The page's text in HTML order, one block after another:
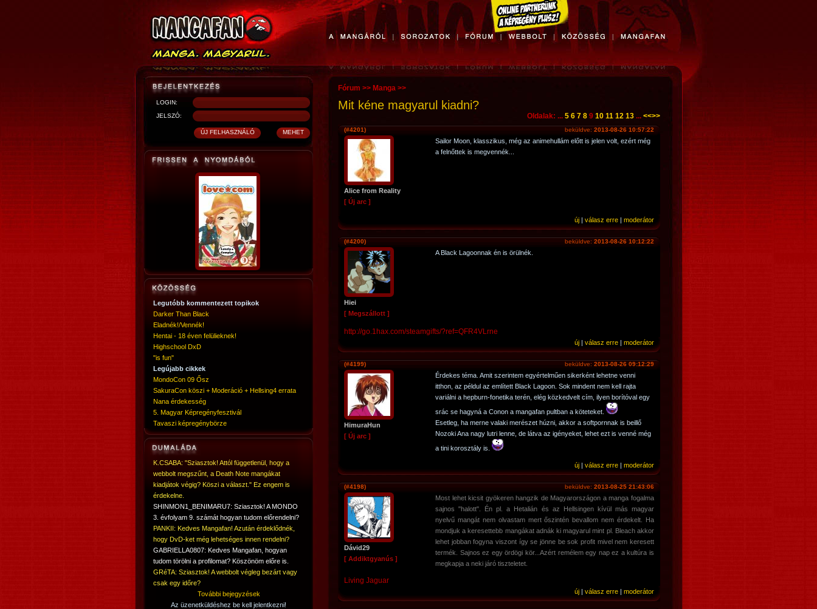
LOGIN:
JELSZÓ:
Legutóbb kommentezett topikok
Darker Than Black
Eladnék!/Vennék!
Hentai - 18 éven felülieknek!
Highschool DxD
"is fun"
Legújabb cikkek
MondoCon 09 Ősz
SakuraCon köszi + Moderáció + Hellsing4 errata
Nana érdekesség
5. Magyar Képregényfesztivál
Tavaszi képregénybörze
K.CSABA: "Sziasztok! Attól függetlenül, hogy a
webbolt megszűnt, a Death Note mangákat
kiadjátok végig? Köszi a választ." Ez engem is
érdekelne.
SHINMON1_BENIMARU7: Sziasztok! A MONDO
3. évfolyam 9. számát hogyan tudom előrendelni?
PANKII: Kedves Mangafan! Azután érdeklődnék,
hogy DvD-ket még lehetséges innen rendelni?
GABRIELLA0807: Kedves Mangafan, hogyan
tudom törölni a profilomat? Köszönöm előre is.
GRéTA: Sziasztok! A webbolt végleg bezárt vagy
csak egy időre?
További bejegyzések
Az üzenetküldéshez be kell jelentkezni!
Fórum >> Manga >>
Mit kéne magyarul kiadni?
Oldalak: ... 5 6 7 8 9 10 11 12 13 ... <<>>
beküldve: 2013-08-26 10:57:22
(#4201)
Alice from Reality
[ Új arc ]
Sailor Moon, klasszikus, még az animehullám előtt is jelen volt, ezért még
a felnőttek is megvennék...
új | válasz erre | moderátor
beküldve: 2013-08-26 10:12:22
(#4200)
Hiei
[ Megszállott ]
A Black Lagoonnak én is örülnék.
http://go.1hax.com/steamgifts/?ref=QFR4VLrne
új | válasz erre | moderátor
beküldve: 2013-08-26 09:12:29
(#4199)
HimuraHun
[ Új arc ]
Érdekes téma. Amit szerintem egyértelműen sikerként lehetne venni
itthon, az példul az említett Black Lagoon. Sok mindent nem kell rajta
variálni a hepburn-fonetika terén, elég közkedvelt cím, ilyen borítóval egy
srác se hagyná a Conon a mangafan pultban a köteteket.
Esetleg, ha merne valaki merészet húzni, akkor a softpornnak is beillő
Nozoki Ana nagy lutri lenne, de látva az igényeket, lehet ezt is venné még
a tini korosztály is.
új | válasz erre | moderátor
beküldve: 2013-08-25 21:43:06
(#4198)
Dávid29
[ Addiktgyanús ]
Most lehet kicsit gyökeren hangzik de Magyarországon a manga fogalma
sajnos "halott". Én pl. a Hetalián és az Hellsingen kívül más magyar
nyelvű mangát nem olvastam mert őszintén bevallom nem érdekelt. Ha
mondjuk a keresettebb mangákat adnák ki magyarul mint pl. Bleach akkor
lehet jobban fogyna viszont így se jönne be sok profit mivel nem keresett
termék. Sajnos ez egy ördögi kör...Azért remélem egy nap ez a kultúra is
megkapja a neki járó tiszteletet.
Living Jaguar
új | válasz erre | moderátor